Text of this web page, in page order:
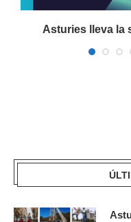
Asturies lleva la